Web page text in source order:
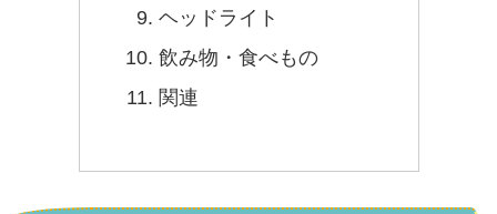
ヘッドライト
飲み物・食べもの
関連